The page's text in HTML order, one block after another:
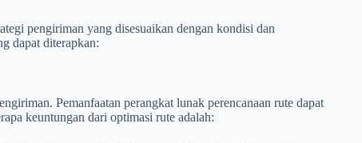
pengiriman yang disesuaikan dengan kondisi dan
dapat diterapkan:
Pemanfaatan perangkat lunak perencanaan rute dapat
keuntungan dari optimasi rute adalah: